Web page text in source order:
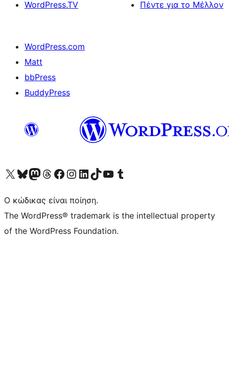
WordPress.TV Πέντε για το Μέλλον
WordPress.com
Matt
bbPress
BuddyPress
Visit our X (formerly Twitter) account
Visit our Bluesky account
Επισκεφθείτε τον λογαριασμό μας στο Mastodon
Visit our Threads account
Επισκεφτείτε τη σελίδα μας στο Facebook
Επισκεφθείτε τον λογαριασμό μας Instagram
Επισκεφθείτε τον λογαριασμό μας LinkedIn
Visit our TikTok account
Visit our YouTube channel
Visit our Tumblr account
Ο κώδικας είναι ποίηση.
The WordPress® trademark is the intellectual property
of the WordPress Foundation.